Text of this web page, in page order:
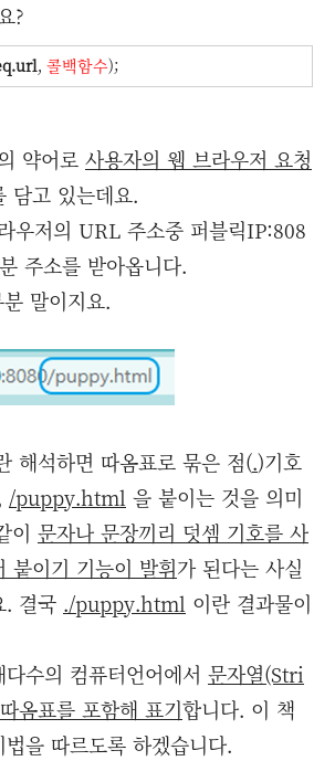
?
, 콜백함수);
약어로 사용자의 웹 브라우저 요청
담고 있는데요.
우저의 URL 주소중 퍼블릭IP:808
주소를 받아옵니다.
말이지요.
해석하면 따옴표로 묶은 점(.)기호
/puppy.html 을 붙이는 것을 의미
이 문자나 문장끼리 덧셈 기호를 사
붙이기 기능이 발휘가 된다는 사실
. 결국 ./puppy.html 이란 결과물이
수의 컴퓨터언어에서 문자열(Stri
따옴표를 포함해 표기합니다. 이 책
을 따르도록 하겠습니다.